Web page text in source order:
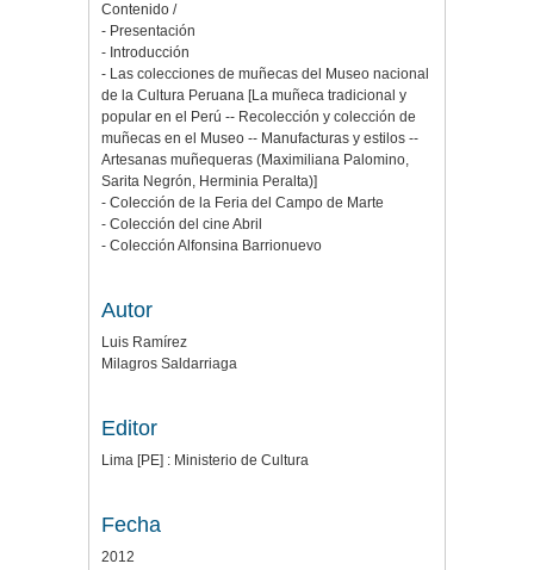
Contenido /
- Presentación
- Introducción
- Las colecciones de muñecas del Museo nacional
de la Cultura Peruana [La muñeca tradicional y
popular en el Perú -- Recolección y colección de
muñecas en el Museo -- Manufacturas y estilos --
Artesanas muñequeras (Maximiliana Palomino,
Sarita Negrón, Herminia Peralta)]
- Colección de la Feria del Campo de Marte
- Colección del cine Abril
- Colección Alfonsina Barrionuevo
Autor
Luis Ramírez
Milagros Saldarriaga
Editor
Lima [PE] : Ministerio de Cultura
Fecha
2012